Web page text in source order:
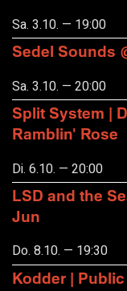
Sa. 3.10. — 19:00
Sedel Sounds
Sa. 3.10. — 20:00
Split System |
Ramblin' Rose
Di. 6.10. — 20:00
LSD and the
Jun
Do. 8.10. — 19:30
Kodder |